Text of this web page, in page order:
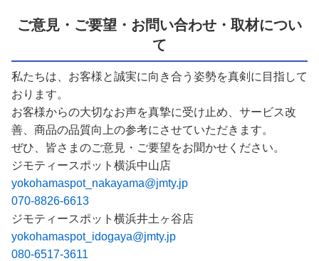
ご意見・ご要望・お問い合わせ・取材につい
て
私たちは、お客様と誠実に向き合う姿勢を真剣に目指して
おります。
お客様からの大切なお声を真摯に受け止め、サービス改
善、商品の品質向上の参考にさせていただきます。
ぜひ、皆さまのご意見・ご要望をお聞かせください。
ジモティースポット横浜中山店
yokohamaspot_nakayama@jmty.jp
070-8826-6613
ジモティースポット横浜井土ヶ谷店
yokohamaspot_idogaya@jmty.jp
080-6517-3611